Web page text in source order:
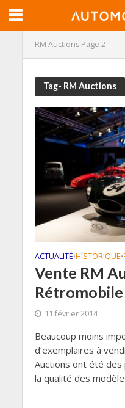
RM Auctions Page 2
Tag- RM Auctions
ACTUALITÉ•HISTORIQUE•
Vente RM
11 février 2014
Beaucoup moins
d’exemplaires à
Auctions ont été
la qualité des